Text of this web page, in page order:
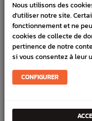
VÉHICULES COMPATIBLE
SCHÉMA CONSTRUCTEUR
Marque :SUBARU
Référence :1104
Bas moteur
Carters &
Nous utilisons des
d'utiliser notre site.
fonctionnement et ne
cookies de collecte de
pertinence de notre
si vous consentez à leur
CONFIGURER